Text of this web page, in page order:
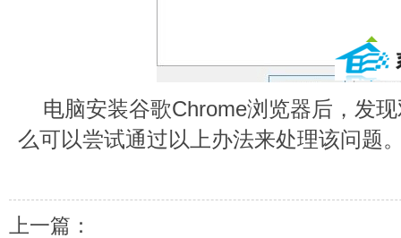
电脑安装谷歌Chrome浏览器后，发
么可以尝试通过以上办法来处理该问题
上一篇：